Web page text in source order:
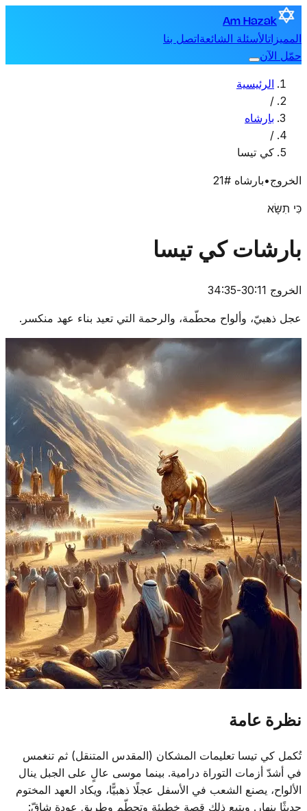
Am Hazak
المميزاتالأسئلة الشائعةاتصل بنا
حمّل الآن
الرئيسية
/
بارشاه
/
كي تيسا
الخروج•بارشاه #21
כִּי תִשָּׂא
بارشات كي تيسا
الخروج 30:11-34:35
عجل ذهبيّ، وألواح محطّمة، والرحمة التي تعيد بناء عهد منكسر.
نظرة عامة
تُكمل كي تيسا تعليمات المشكان (المقدس المتنقل) ثم تنغمس
في أشدّ أزمات التوراة درامية. بينما موسى عالٍ على الجبل ينال
الألواح، يصنع الشعب في الأسفل عجلًا ذهبيًّا، ويكاد العهد المختوم
حديثًا ينهار. ويتبع ذلك قصة خطيئة وتحطّم وطريق عودة شاقّ: